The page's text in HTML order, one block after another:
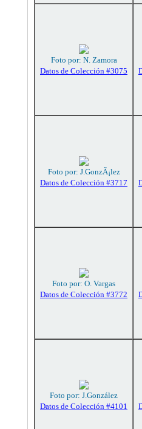
Foto por: N. Zamora
Datos de Colección #3075
Foto por: J.GonzÃ¡lez
Datos de Colección #3717
Foto por: O. Vargas
Datos de Colección #3772
Foto por: J.González
Datos de Colección #4101